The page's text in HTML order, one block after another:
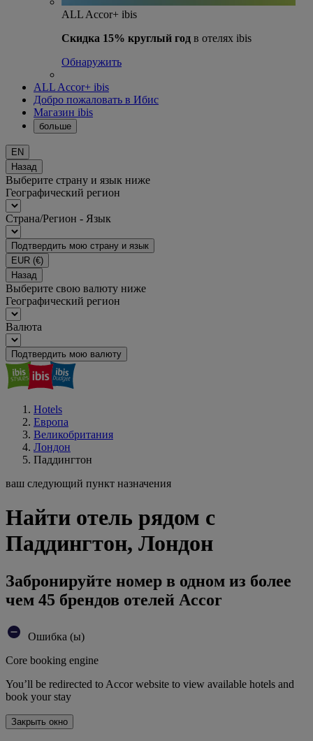
ALL Accor+ ibis
Скидка 15% круглый год в отелях ibis
Обнаружить
ALL Accor+ ibis
Добро пожаловать в Ибис
Магазин ibis
больше
EN
Назад
Выберите страну и язык ниже
Географический регион
Страна/Регион - Язык
Подтвердить мою страну и язык
EUR (€)
Назад
Выберите свою валюту ниже
Географический регион
Валюта
Подтвердить мою валюту
Hotels
Европа
Великобритания
Лондон
Паддингтон
ваш следующий пункт назначения
Найти отель рядом с
Паддингтон, Лондон
Забронируйте номер в одном из более
чем 45 брендов отелей Accor
Ошибка (ы)
Core booking engine
You’ll be redirected to Accor website to view available hotels and
book your stay
Закрыть окно